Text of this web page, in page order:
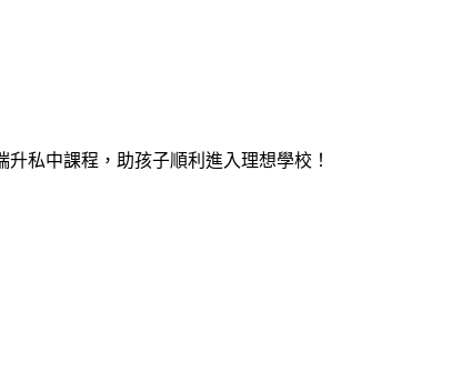
私中課程，助孩子順利進入理想學校！